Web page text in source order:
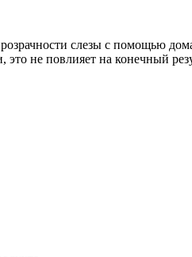
слезы с помощью
не повлияет на конечный